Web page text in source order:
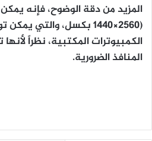
المزيد من دقة الوضوح، فإنه
(2560×1440 بكسل، والتي
الكمبيوترات المكتبية، نظراً
المنافذ الضرورية.